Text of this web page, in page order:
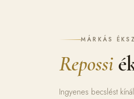
MÁRKÁS
Repossi
Ingyenes becslést